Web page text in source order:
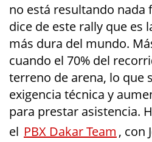
no está resultando nada
dice de este rally que es
más dura del mundo.
cuando el 70% del
terreno de arena, lo que
exigencia técnica y
para prestar asistencia.
el PBX Dakar Team , con